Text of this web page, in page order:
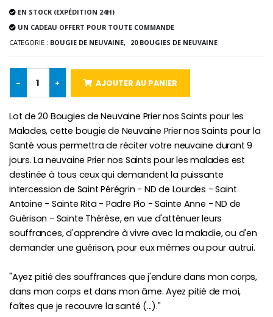
Huile d'Onction
€9.90
€4.90
€5.00
€23.00
EN STOCK (EXPÉDITION 24H)
UN CADEAU OFFERT POUR TOUTE COMMANDE
CATEGORIE : BOUGIE DE NEUVAINE, 20 BOUGIES DE NEUVAINE
- + AJOUTER AU PANIER
Lot de 20 Bougies de Neuvaine Prier nos Saints pour les
Malades, cette bougie de Neuvaine Prier nos Saints pour la
Santé vous permettra de réciter votre neuvaine durant 9
jours. La neuvaine Prier nos Saints pour les malades est
destinée à tous ceux qui demandent la puissante
intercession de Saint Pérégrin - ND de Lourdes - Saint
Antoine - Sainte Rita - Padre Pio - Sainte Anne - ND de
Guérison - Sainte Thérèse, en vue d'atténuer leurs
souffrances, d'apprendre à vivre avec la maladie, ou d'en
demander une guérison, pour eux mêmes ou pour autrui.
"Ayez pitié des souffrances que j'endure dans mon corps,
dans mon corps et dans mon âme. Ayez pitié de moi,
faîtes que je recouvre la santé (...)."